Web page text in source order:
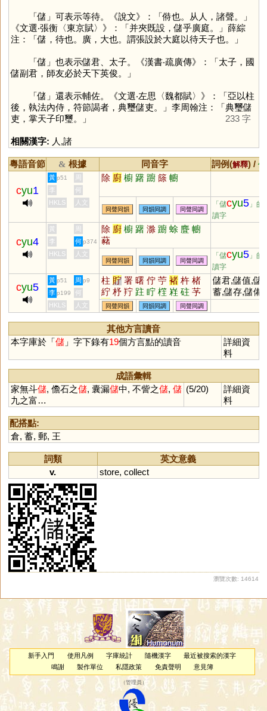
「儲 」可表示等待。《說文》：「偫也。从人，諸聲。」
《文選‧張衡〈東京賦〉》：「并夾既設，儲乎廣庭。」薛綜
注：「儲，待也。廣，大也。謂張設於大庭以待天子也。」
「儲 」也表示儲君、太子。《漢書‧疏廣傳》：「太子，國
儲副君，師友必於天下英俊。」
「儲 」還表示輔佐。《文選‧左思〈魏都賦〉》：「亞以柱
後，執法內侍，符節謁者，典璽儲吏。」李周翰注：「典璽儲
吏，掌天子印璽。」
233 字
相關漢字: 人,諸
粵語音節 & 根據 同音字 詞例(解釋) /
cyu1
黃 p51 周 除 廚 櫥 躇 躕 篨 幮
李
何
HKLS
人文
同聲同韻 同韻同調 同聲同調
「儲cyu5 」的
讀字
cyu4
黃 周 除 廚 櫥 躇 滁 躕 蜍 麆 幮
藸
李 何 p374
HKLS 人文
同聲同韻 同韻同調 同聲同調
「儲cyu5 」的
讀字
cyu5
黃 p51 周 p9 柱 貯 署 曙 佇 苧 褚 杵 楮
紵 杼 羜 跓 眝 樦 嵀 砫 芧
宁
儲君,儲值,儲
蓄,儲存,儲備
李 p199
何
HKLS
人文 同聲同韻 同韻同調 同聲同調
其他方言讀音
本字庫於「儲」字下錄有19個方言點的讀音
詳細資
料
成語彙輯
家無斗儲, 儋石之儲, 囊漏儲中, 不訾之儲, 儲
九之富…
(5/20)
詳細資
料
配搭點:
倉, 蓄, 郵, 王
詞類
英文意義
v.
store, collect
瀏覽次數: 14614
新手入門 使用凡例 字庫統計 隨機漢字
最近被搜索的漢字
鳴謝
製作單位 私隱政策 免責聲明 意見簿
（管理員 ）